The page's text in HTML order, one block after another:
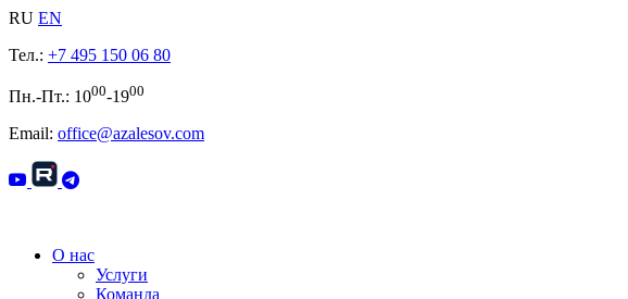
RU EN
Тел.: +7 495 150 06 80
Пн.-Пт.: 1000-1900
Email: office@azalesov.com
О нас
Услуги
Команда